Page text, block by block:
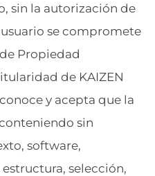
sin la autorización de
usuario se compromete
Propiedad
de KAIZEN
conoce y acepta que la
sin
software,
selección,